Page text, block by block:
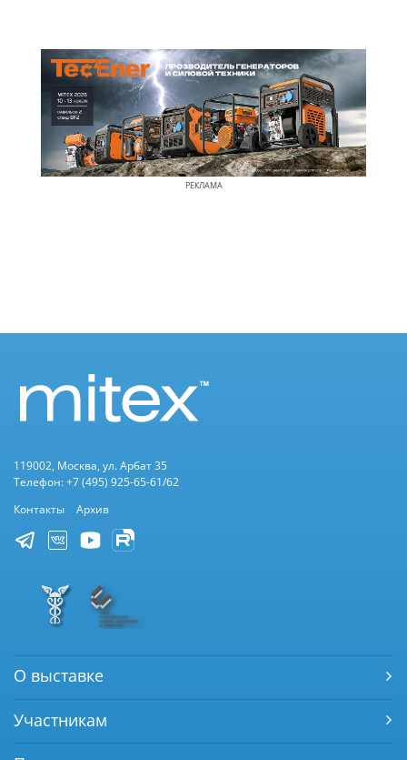
РЕКЛАМА
119002, Москва, ул. Арбат 35
Телефон: +7 (495) 925-65-61/62
Контакты
Архив
О выставке
Участникам